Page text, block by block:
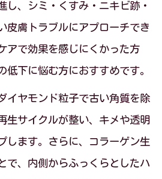
し、シミ・くすみ・ニキビ跡・
皮膚トラブルにアプローチでき
アで効果を感じにくかった方
低下に悩む方におすすめです。
イヤモンド粒子で古い角質を除
生サイクルが整い、キメや透明
します。さらに、コラーゲン生
で、内側からふっくらとしたハ